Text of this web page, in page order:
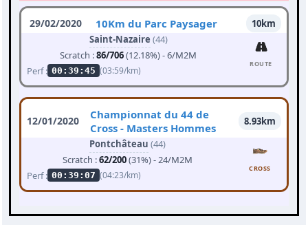
29/02/2020 10Km du Parc Paysager
10km
Saint-Nazaire (44)
Scratch :86/706(12.18%) - 6/M2M
Perf : 00:39:45 (03:59/km)
ROUTE
12/01/2020
Championnat du 44 de
Cross - Masters Hommes
8.93km
Pontchâteau (44)
Scratch :62/200(31%) - 24/M2M
Perf : 00:39:07 (04:23/km)
CROSS